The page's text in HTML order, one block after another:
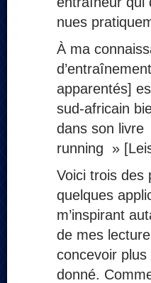
nues
À ma
apparentés]
sud-africain
dans son livre
running »
Voici trois des
quelques
m’inspirant
de mes
concevoir plus
donné.